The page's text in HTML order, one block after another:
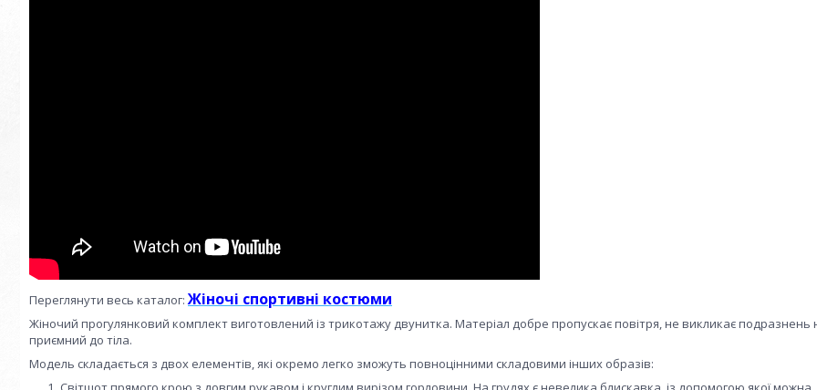
Переглянути весь каталог:Жіночі спортивні костюми
Жіночий прогулянковий комплект виготовлений із трикотажу двунитка. Матеріал добре пропускає повітря, не викликає подразнень
приємний до тіла.
Модель складається з двох елементів, які окремо легко зможуть повноцінними складовими інших образів: